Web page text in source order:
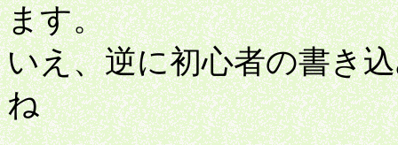
ます。
いえ、逆に初心者の書き
ね